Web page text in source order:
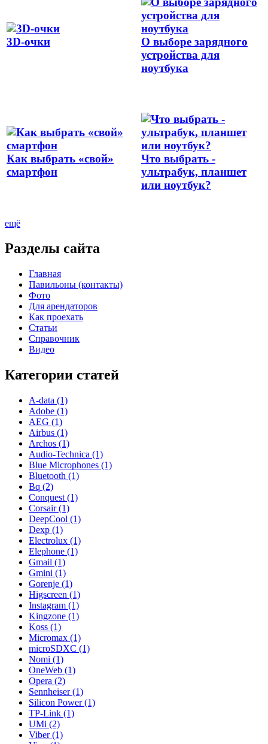
3D-очки
О выборе зарядного
устройства для
ноутбука
Как выбрать «свой»
смартфон
Что выбрать -
ультрабук, планшет
или ноутбук?
ещё
Разделы сайта
Главная
Павильоны (контакты)
Фото
Для арендаторов
Как проехать
Статьи
Справочник
Видео
Категории статей
A-data (1)
Adobe (1)
AEG (1)
Airbus (1)
Archos (1)
Audio-Technica (1)
Blue Microphones (1)
Bluetooth (1)
Bq (2)
Conquest (1)
Corsair (1)
DeepCool (1)
Dexp (1)
Electrolux (1)
Elephone (1)
Gmail (1)
Gmini (1)
Gorenje (1)
Higscreen (1)
Instagram (1)
Kingzone (1)
Koss (1)
Micromax (1)
microSDXC (1)
Nomi (1)
OneWeb (1)
Opera (2)
Sennheiser (1)
Silicon Power (1)
TP-Link (1)
UMi (2)
Viber (1)